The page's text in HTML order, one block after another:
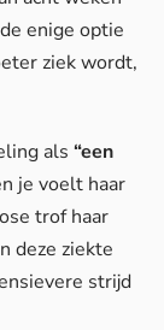
enige optie
ziek wordt,
als “een
je voelt haar
trof haar
deze ziekte
strijd